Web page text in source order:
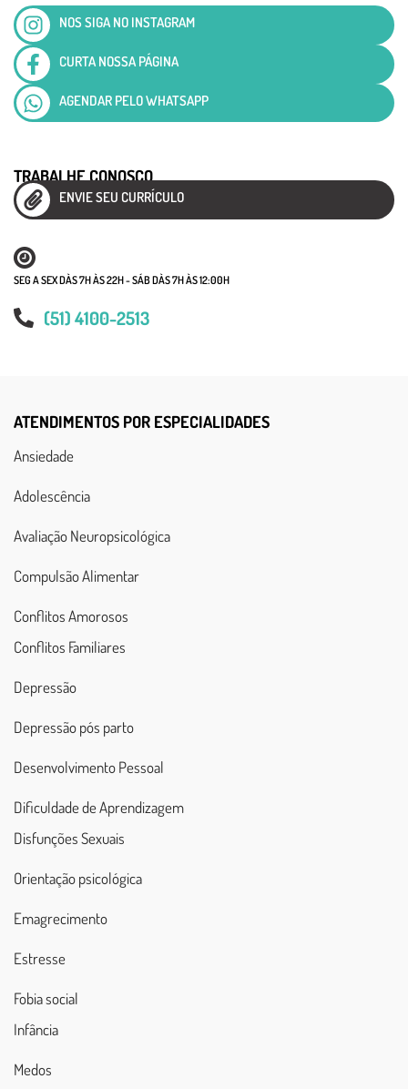
NOS SIGA NO INSTAGRAM
CURTA NOSSA PÁGINA
AGENDAR PELO WHATSAPP
SEG A SEX DÀS 7H ÀS 22H - SÁB DÀS 7H ÀS 12:00H
(51) 4100-2513
TRABALHE CONOSCO
ENVIE SEU CURRÍCULO
ATENDIMENTOS POR ESPECIALIDADES
Ansiedade
Adolescência
Avaliação Neuropsicológica
Compulsão Alimentar
Conflitos Amorosos
Conflitos Familiares
Depressão
Depressão pós parto
Desenvolvimento Pessoal
Dificuldade de Aprendizagem
Disfunções Sexuais
Orientação psicológica
Emagrecimento
Estresse
Fobia social
Infância
Medos